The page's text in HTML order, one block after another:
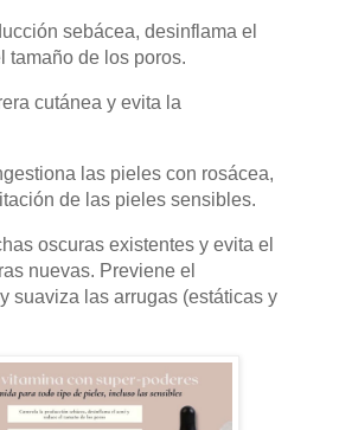
sebácea, desinflama el
tamaño de los poros.
cutánea y evita la
las pieles con rosácea,
de las pieles sensibles.
oscuras existentes y evita el
nuevas. Previene el
suaviza las arrugas (estáticas y